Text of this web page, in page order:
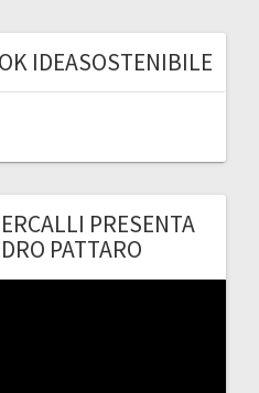
IDEASOSTENIBILE
PRESENTA
PATTARO